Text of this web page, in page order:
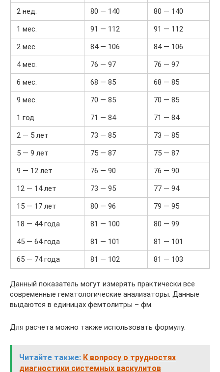
2 нед. 80 — 140
80 — 140
1 мес.
91 — 112
91 — 112
2 мес.
84 — 106
84 — 106
4 мес.
76 — 97
76 — 97
6 мес.
68 — 85
68 — 85
9 мес.
70 — 85
70 — 85
1 год
71 — 84
71 — 84
2 — 5 лет
73 — 85
73 — 85
5 — 9 лет
75 — 87
75 — 87
9 — 12 лет
76 — 90
76 — 90
12 — 14 лет
73 — 95
77 — 94
15 — 17 лет
80 — 96
79 — 95
18 — 44 года
81 — 100
80 — 99
45 — 64 года
81 — 101
81 — 101
65 — 74 года
81 — 102 81 — 103
Данный показатель могут измерять практически все
современные гематологические анализаторы. Данные
выдаются в единицах фемтолитры – фм.
Для расчета можно также использовать формулу:
Читайте также: К вопросу о трудностях
диагностики системных васкулитов